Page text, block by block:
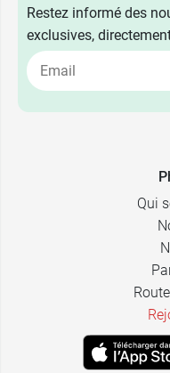
Restez informé des
exclusives,
Qui